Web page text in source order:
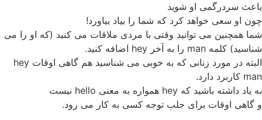
باعث سردرگمی او شوید
چون او سعی خواهد کرد که شما را بیاد بیاورد!
شما همچنین می توانید وقتی با مردی ملاقات می کنید (که او را می
شناسید) کلمه man را به آخر hey اضافه کنید.
البته در مورد زنانی که به خوبی می شناسید هم گاهی اوقات hey
man کاربرد دارد.
به یاد داشته باشید که hey همواره به معنی hello نیست
و گاهی اوقات برای جلب توجه کسی به کار می رود.